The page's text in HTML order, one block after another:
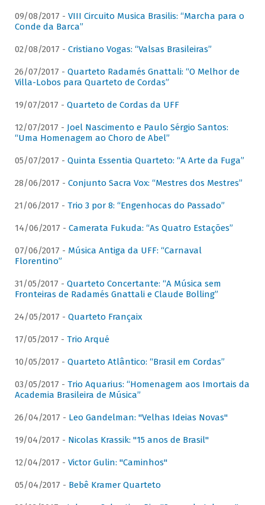
09/08/2017 - VIII Circuito Musica Brasilis: “Marcha para o
Conde da Barca”
02/08/2017 - Cristiano Vogas: “Valsas Brasileiras”
26/07/2017 - Quarteto Radamés Gnattali: “O Melhor de
Villa-Lobos para Quarteto de Cordas”
19/07/2017 - Quarteto de Cordas da UFF
12/07/2017 - Joel Nascimento e Paulo Sérgio Santos:
“Uma Homenagem ao Choro de Abel”
05/07/2017 - Quinta Essentia Quarteto: “A Arte da Fuga”
28/06/2017 - Conjunto Sacra Vox: “Mestres dos Mestres”
21/06/2017 - Trio 3 por 8: “Engenhocas do Passado”
14/06/2017 - Camerata Fukuda: “As Quatro Estações”
07/06/2017 - Música Antiga da UFF: “Carnaval
Florentino”
31/05/2017 - Quarteto Concertante: “A Música sem
Fronteiras de Radamés Gnattali e Claude Bolling”
24/05/2017 - Quarteto Françaix
17/05/2017 - Trio Arqué
10/05/2017 - Quarteto Atlântico: “Brasil em Cordas”
03/05/2017 - Trio Aquarius: “Homenagem aos Imortais da
Academia Brasileira de Música”
26/04/2017 - Leo Gandelman: "Velhas Ideias Novas"
19/04/2017 - Nicolas Krassik: "15 anos de Brasil"
12/04/2017 - Victor Gulin: "Caminhos"
05/04/2017 - Bebê Kramer Quarteto